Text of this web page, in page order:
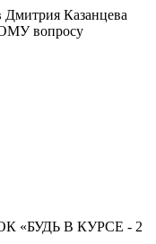
Дмитрия Казанцева
вопросу
В КУРСЕ - 2